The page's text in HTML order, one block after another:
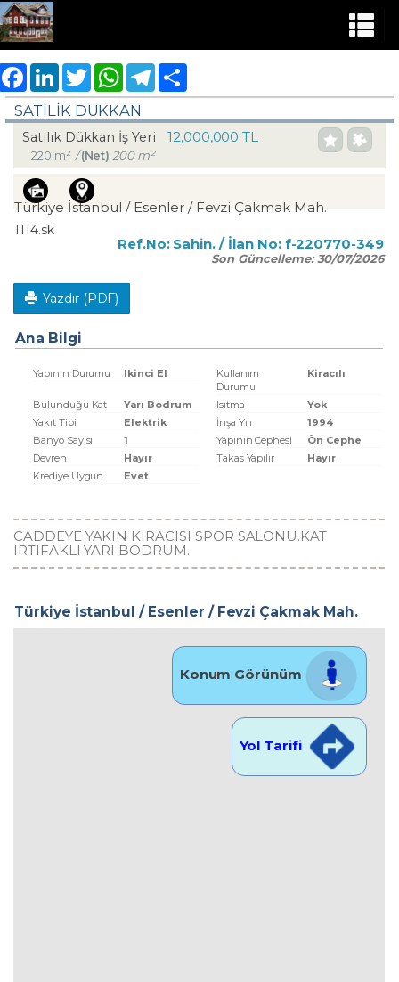
FacebookLinkedInTwitter WhatsAppTelegram
SATILIK DUKKAN
Satılık Dükkan İş Yeri 12,000,000 TL
220 m² /(Net) 200 m²
Türkiye İstanbul / Esenler/ Fevzi Çakmak Mah.
1114.sk
Ref.No: Sahin. / İlan No: f-220770-349
Son Güncelleme:30/07/2026
Yazdır (PDF)
Ana Bilgi
Yapının Durumu Ikinci El
Kullanım
Durumu
Kiracılı
Bulunduğu Kat Yarı Bodrum Isıtma
Yok
Yakıt Tipi
Elektrik İnşa Yılı
1994
Banyo Sayısı
1 Yapının Cephesi
Ön Cephe
Devren
Hayır Takas Yapılır
Hayır
Krediye Uygun
Evet
CADDEYE YAKIN KIRACISI SPOR SALONU.KAT
IRTIFAKLI YARI BODRUM.
Türkiye İstanbul / Esenler / Fevzi Çakmak Mah.
Konum Görünüm
Yol Tarifi